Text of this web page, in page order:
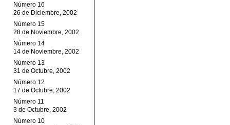
Número 16
26 de Diciembre, 2002
Número 15
28 de Noviembre, 2002
Número 14
14 de Noviembre, 2002
Número 13
31 de Octubre, 2002
Número 12
17 de Octubre, 2002
Número 11
3 de Octubre, 2002
Número 10